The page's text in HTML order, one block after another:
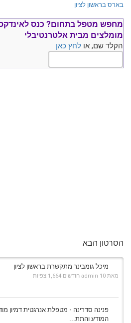
בארס בראשון לציון
מחפש מטפל בתחום? כנס ל
מומלצים מבית אלטרנטיבלי
הקלד שם, או לחץ כאן
הסרטון הבא
מיכל גומבינר מתקשרת בראשון לציון
מאת admin 10 חודשים 1,664 צפיות
פנינה סדרינה - מטפלת אנרגטית דמיון
המודע והתת...